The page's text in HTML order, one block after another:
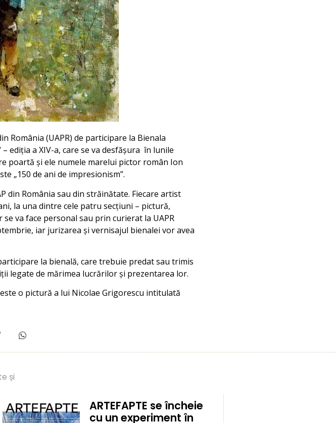
România (UAPR) de participare la Bienala
ediția a XIV-a, care se va desfășura în lunile
poartă și ele numele marelui pictor român Ion
„150 de ani de impresionism”.
din România sau din străinătate. Fiecare artist
la una dintre cele patru secțiuni – pictură,
va face personal sau prin curierat la UAPR
iar jurizarea și vernisajul bienalei vor avea
la bienală, care trebuie predat sau trimis
legate de mărimea lucrărilor și prezentarea lor.
o pictură a lui Nicolae Grigorescu intitulată
și
ARTEFAPTE se încheie
cu un experiment în